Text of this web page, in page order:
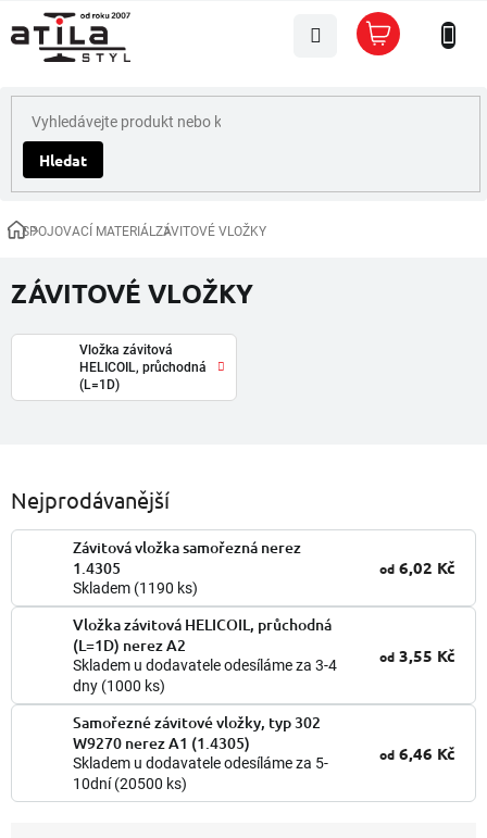
na
obsah
Hledat
Nákupní
košík
DomůSPOJOVACÍ MATERIÁLZÁVITOVÉ VLOŽKY
ZÁVITOVÉ VLOŽKY
Vložka závitová
HELICOIL, průchodná
(L=1D)
Nejprodávanější
Závitová vložka samořezná nerez
1.4305
Skladem (1190 ks)
od 6,02 Kč
Vložka závitová HELICOIL, průchodná
(L=1D) nerez A2
Skladem u dodavatele odesíláme za 3-4
dny (1000 ks)
od 3,55 Kč
Samořezné závitové vložky, typ 302
W9270 nerez A1 (1.4305)
Skladem u dodavatele odesíláme za 5-
10dní(20500 ks)
od 6,46 Kč